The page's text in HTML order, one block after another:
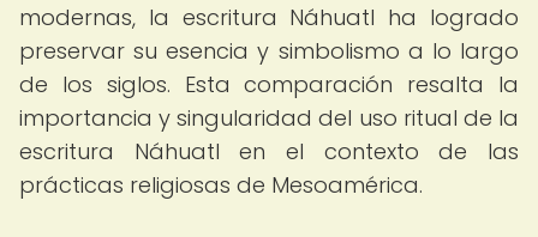
modernas, la escritura Náhuatl ha logrado
preservar su esencia y simbolismo a lo largo
de los siglos. Esta comparación resalta la
importancia y singularidad del uso ritual de la
escritura Náhuatl en el contexto de las
prácticas religiosas de Mesoamérica.